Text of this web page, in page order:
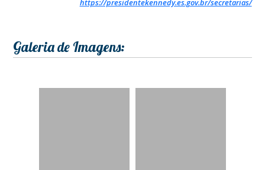
https://presidentekennedy.es.gov.br/secretarias/
Galeria de Imagens: